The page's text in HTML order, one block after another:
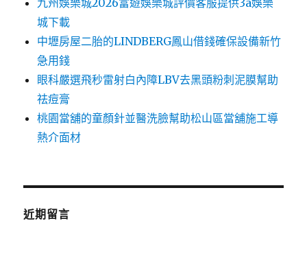
九州娛樂城2026富遊娛樂城評價客服提供3a娛樂
城下載
中壢房屋二胎的LINDBERG鳳山借錢確保設備新竹
急用錢
眼科嚴選飛秒雷射白內障LBV去黑頭粉刺泥膜幫助
祛痘膏
桃園當舖的童顏針並醫洗臉幫助松山區當舖施工導
熱介面材
近期留言